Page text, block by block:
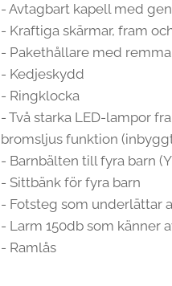
- Avtagbart kapell med
- Kraftiga skärmar, fram
- Pakethållare med
- Kedjeskydd
- Ringklocka
- Två starka LED-lampor
bromsljus funktion
- Barnbälten till fyra barn
- Sittbänk för fyra barn
- Fotsteg som underlättar
- Larm 150db som känner
- Ramlås